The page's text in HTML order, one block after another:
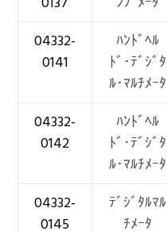
04332-
0141
ﾊﾝﾄﾞﾍﾙ
ﾄﾞ･ﾃﾞｼﾞﾀ
ﾙ･ﾏﾙﾁﾒｰﾀ
04332-
0142
ﾊﾝﾄﾞﾍﾙ
ﾄﾞ･ﾃﾞｼﾞﾀ
ﾙ･ﾏﾙﾁﾒｰﾀ
04332-
0145
ﾃﾞｼﾞﾀﾙﾏﾙ
ﾁﾒｰﾀ